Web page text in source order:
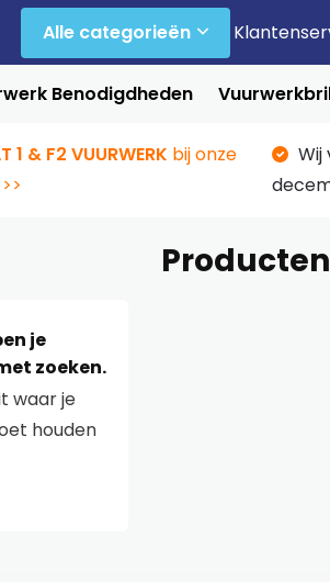
Alle categorieën
Benodigdheden
1 & F2 VUURWERK bij onze
je
zoeken.
waar je
houden